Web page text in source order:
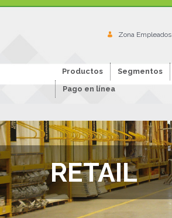
Zona Empleados
Productos Segmentos
Pago en línea
RETAIL